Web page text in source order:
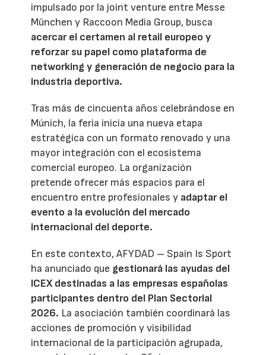
impulsado por la joint venture entre Messe
München y Raccoon Media Group, busca
acercar el certamen al retail europeo y
reforzar su papel como plataforma de
networking y generación de negocio para la
industria deportiva.
Tras más de cincuenta años celebrándose en
Múnich, la feria inicia una nueva etapa
estratégica con un formato renovado y una
mayor integración con el ecosistema
comercial europeo. La organización
pretende ofrecer más espacios para el
encuentro entre profesionales y adaptar el
evento a la evolución del mercado
internacional del deporte.
En este contexto, AFYDAD – Spain Is Sport
ha anunciado que gestionará las ayudas del
ICEX destinadas a las empresas españolas
participantes dentro del Plan Sectorial
2026. La asociación también coordinará las
acciones de promoción y visibilidad
internacional de la participación agrupada,